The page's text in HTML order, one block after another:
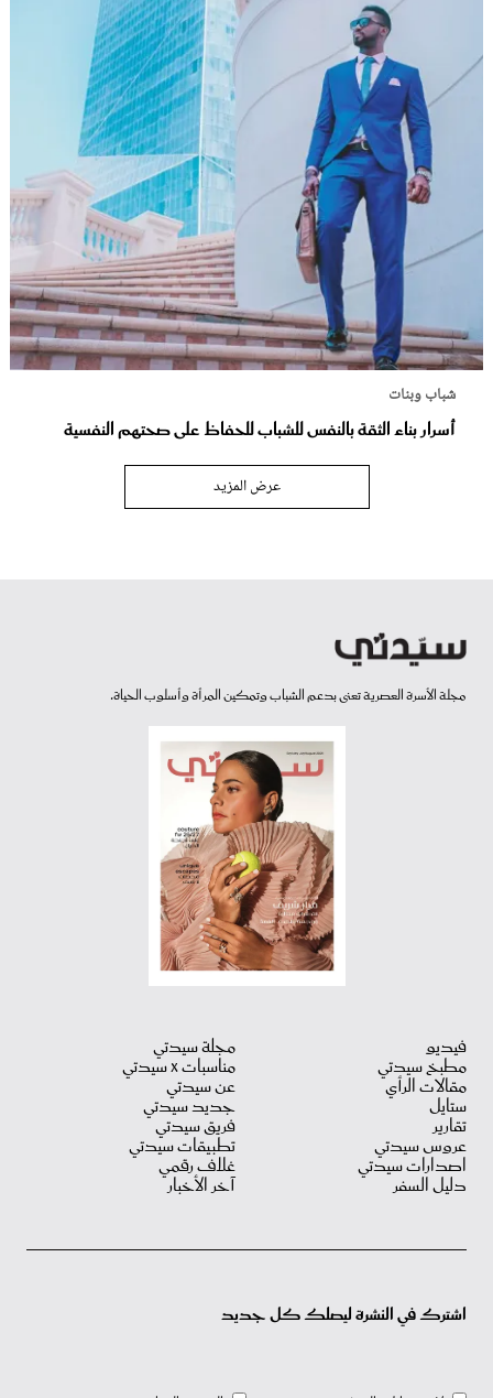
شباب وبنات
أسرار بناء الثقة بالنفس للشباب للحفاظ على صحتهم النفسية
عرض المزيد
مجلة الأسرة العصرية تعنى بدعم الشباب وتمكين المرأة وأسلوب الحياة.
فيديو
مطبخ سيدتي
مقالات الرأي
ستايل
تقارير
عروس سيدتي
اصدارات سيدتي
دليل السفر
مجلة سيدتي
مناسبات X سيدتي
عن سيدتي
جديد سيدتي
فريق سيدتي
تطبيقات سيدتي
غلاف رقمي
آخر الأخبار
اشترك في النشرة ليصلك كل جديد